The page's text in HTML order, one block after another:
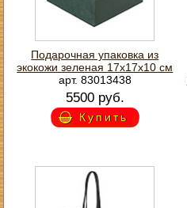
Подарочная упаковка из
экокожи зеленая 17х17х10 см
арт. 83013438
5500 руб.
Купить